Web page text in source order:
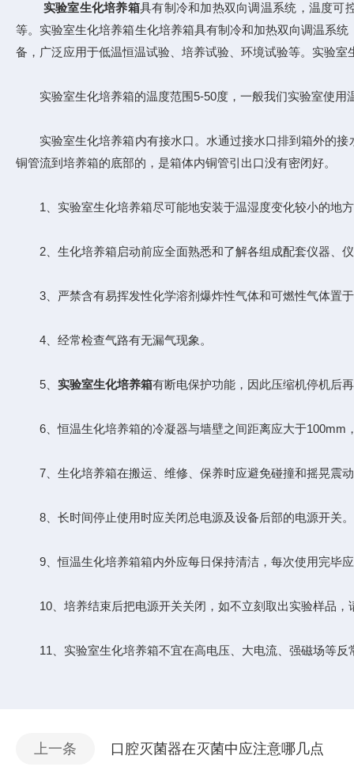
实验室生化培养箱具有制冷和加热双向调温系统，温度可
等。实验室生化培养箱生化培养箱具有制冷和加热双向调温系
备，广泛应用于低温恒温试验、培养试验、环境试验等。实验
实验室生化培养箱的温度范围5-50度，一般我们实验室使用
实验室生化培养箱内有接水口。水通过接水口排到箱外的接
铜管流到培养箱的底部的，是箱体内铜管引出口没有密闭好。
1、实验室生化培养箱尽可能地安装于温湿度变化较小的地
2、生化培养箱启动前应全面熟悉和了解各组成配套仪器、
3、严禁含有易挥发性化学溶剂爆炸性气体和可燃性气体置
4、经常检查气路有无漏气现象。
5、 实验室生化培养箱有断电保护功能，因此压缩机停机后
6、恒温生化培养箱的冷凝器与墙壁之间距离应大于100mm
7、生化培养箱在搬运、维修、保养时应避免碰撞和摇晃震动
8、长时间停止使用时应关闭总电源及设备后部的电源开关。
9、恒温生化培养箱箱内外应每日保持清洁，每次使用完毕应
10、培养结束后把电源开关关闭，如不立刻取出实验样品，
11、实验室生化培养箱不宜在高电压、大电流、强磁场等反
上一条 口腔灭菌器在灭菌中应注意哪几点